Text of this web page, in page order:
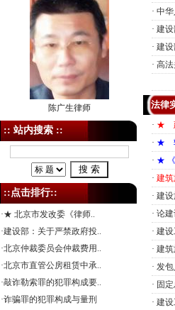
陈广生律师
:: 站内搜索 ::
::点击排行::
·★ 北京市发改委《律师..
·建设部：关于严禁政府投..
·北京仲裁委员会仲裁费用..
·北京市直管公房租赁中承..
·敲诈勒索罪的犯罪构成要..
·诈骗罪的犯罪构成与量刑
· 中
· 建
· 建
· 高
法律
· ★
· ★
· ★ 《
· 建
· 建
· 论
· 建
· 建
· 发
· 固
· 建